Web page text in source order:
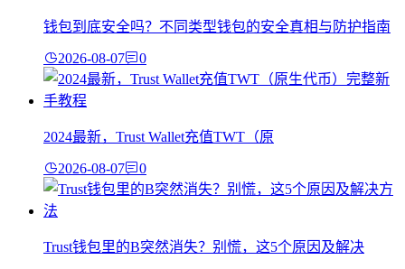
钱包到底安全吗？不同类型钱包的安全真相与防护指南
2026-08-07 0
2024最新，Trust Wallet充值TWT（原
2026-08-07 0
Trust钱包里的B突然消失？别慌，这5个原因及解决